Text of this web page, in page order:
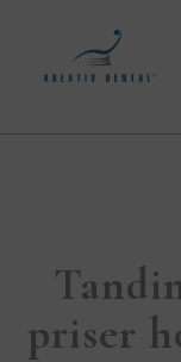
priser